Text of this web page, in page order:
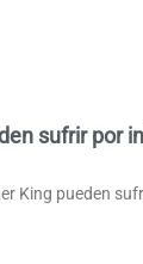
sufrir por
King pueden